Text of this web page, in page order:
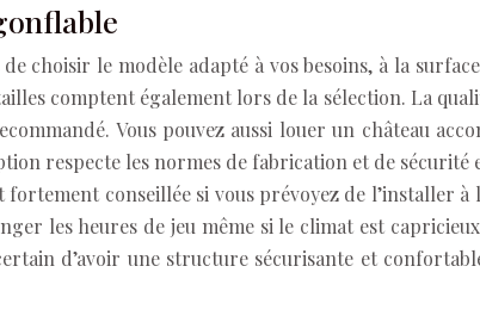
choisir le modèle adapté à vos besoins, à la
comptent également lors de la sélection. La
Vous pouvez aussi louer un château
respecte les normes de fabrication et de
conseillée si vous prévoyez de l’installer
les heures de jeu même si le climat est
d’avoir une structure sécurisante et